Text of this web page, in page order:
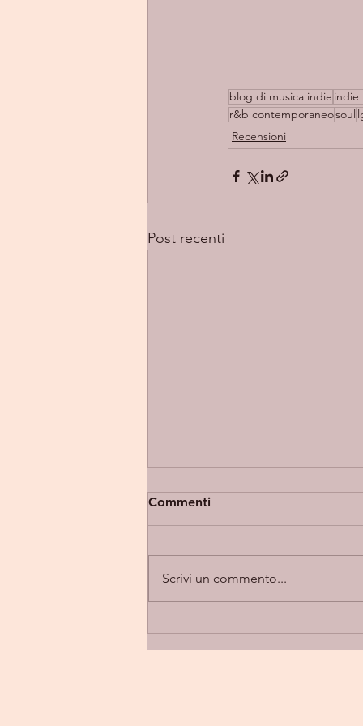
blog di musica indie indie
r&b contemporaneosoul
Recensioni
Post recenti
introspezione e alternative
rock in una dimensione
Commenti
Scrivi un commento...